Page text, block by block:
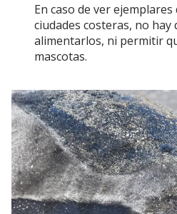
En caso de ver
ciudades costeras, no
alimentarlos, ni permitir
mascotas.